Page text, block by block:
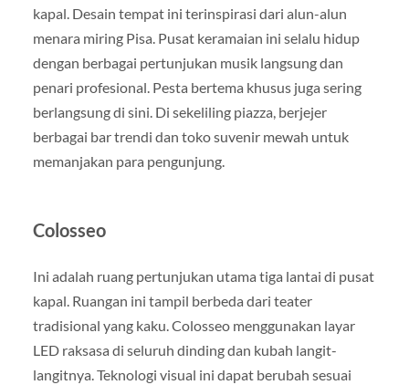
kapal. Desain tempat ini terinspirasi dari alun-alun
menara miring Pisa. Pusat keramaian ini selalu hidup
dengan berbagai pertunjukan musik langsung dan
penari profesional. Pesta bertema khusus juga sering
berlangsung di sini. Di sekeliling piazza, berjejer
berbagai bar trendi dan toko suvenir mewah untuk
memanjakan para pengunjung.
Colosseo
Ini adalah ruang pertunjukan utama tiga lantai di pusat
kapal. Ruangan ini tampil berbeda dari teater
tradisional yang kaku. Colosseo menggunakan layar
LED raksasa di seluruh dinding dan kubah langit-
langitnya. Teknologi visual ini dapat berubah sesuai